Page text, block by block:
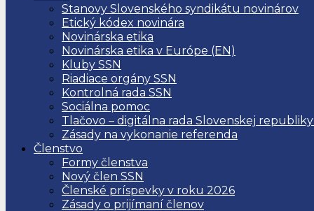
Stanovy Slovenského syndikátu novinárov
Etický kódex novinára
Novinárska etika
Novinárska etika v Európe (EN)
Kluby SSN
Riadiace orgány SSN
Kontrolná rada SSN
Sociálna pomoc
Tlačovo – digitálna rada Slovenskej republiky
Zásady na vykonanie referenda
Členstvo
Formy členstva
Nový člen SSN
Členské príspevky v roku 2026
Zásady o prijímaní členov